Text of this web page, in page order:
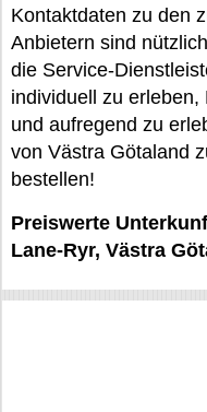
Kontaktdaten zu den
Anbietern sind
die Service-
individuell zu
und aufregend zu
von Västra Götaland
bestellen!
Preiswerte
Lane-Ryr, Västra